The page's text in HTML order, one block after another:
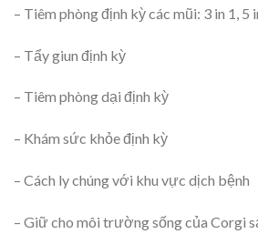
– Tiêm phòng định kỳ các mũi: 3 in 1, 5
– Tẩy giun định kỳ
– Tiêm phòng dại định kỳ
– Khám sức khỏe định kỳ
– Cách ly chúng với khu vực dịch bệnh
– Giữ cho môi trường sống của Corgi